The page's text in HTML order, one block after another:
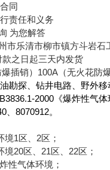
同
责任和义务
为您解答
市乐清市柳市镇方斗岩石
之日起三天内发货
插销）100A（无火花防
勘探、钻井电路、野外
2000《爆炸性气
、8070912。
1区、2区；
20区、21区、22区；
性气体环境；